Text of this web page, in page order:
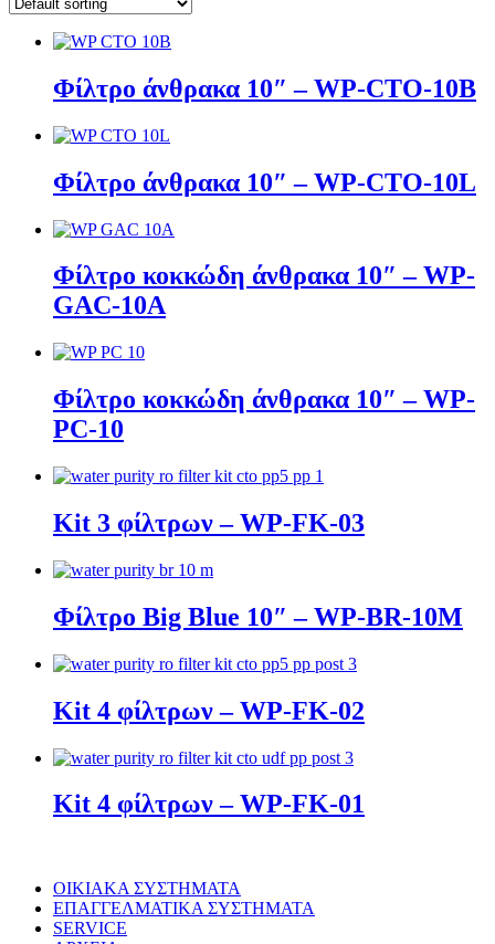
Φίλτρο άνθρακα 10″ – WP-CTO-10B
Φίλτρο άνθρακα 10″ – WP-CTO-10L
Φίλτρο κοκκώδη άνθρακα 10″ – WP-
GAC-10A
Φίλτρο κοκκώδη άνθρακα 10″ – WP-
PC-10
Kit 3 φίλτρων – WP-FK-03
Φίλτρο Big Blue 10″ – WP-BR-10M
Kit 4 φίλτρων – WP-FK-02
Kit 4 φίλτρων – WP-FK-01
ΟΙΚΙΑΚΑ ΣΥΣΤΗΜΑΤΑ
ΕΠΑΓΓΕΛΜΑΤΙΚΑ ΣΥΣΤΗΜΑΤΑ
SERVICE